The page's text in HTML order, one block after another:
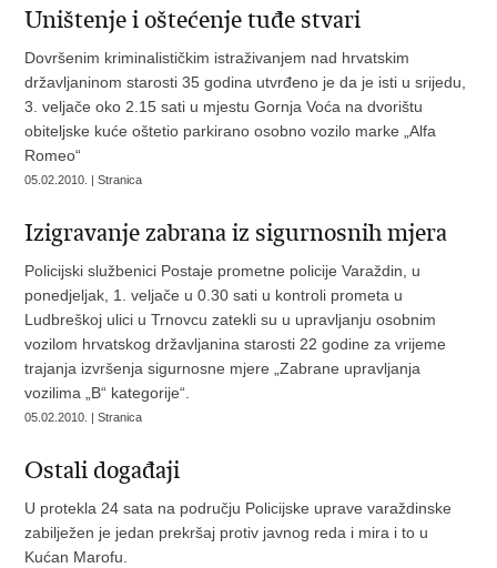
Uništenje i oštećenje tuđe stvari
Dovršenim kriminalističkim istraživanjem nad hrvatskim
državljaninom starosti 35 godina utvrđeno je da je isti u srijedu,
3. veljače oko 2.15 sati u mjestu Gornja Voća na dvorištu
obiteljske kuće oštetio parkirano osobno vozilo marke „Alfa
Romeo“
05.02.2010. | Stranica
Izigravanje zabrana iz sigurnosnih mjera
Policijski službenici Postaje prometne policije Varaždin, u
ponedjeljak, 1. veljače u 0.30 sati u kontroli prometa u
Ludbreškoj ulici u Trnovcu zatekli su u upravljanju osobnim
vozilom hrvatskog državljanina starosti 22 godine za vrijeme
trajanja izvršenja sigurnosne mjere „Zabrane upravljanja
vozilima „B“ kategorije“.
05.02.2010. | Stranica
Ostali događaji
U protekla 24 sata na području Policijske uprave varaždinske
zabilježen je jedan prekršaj protiv javnog reda i mira i to u
Kućan Marofu.